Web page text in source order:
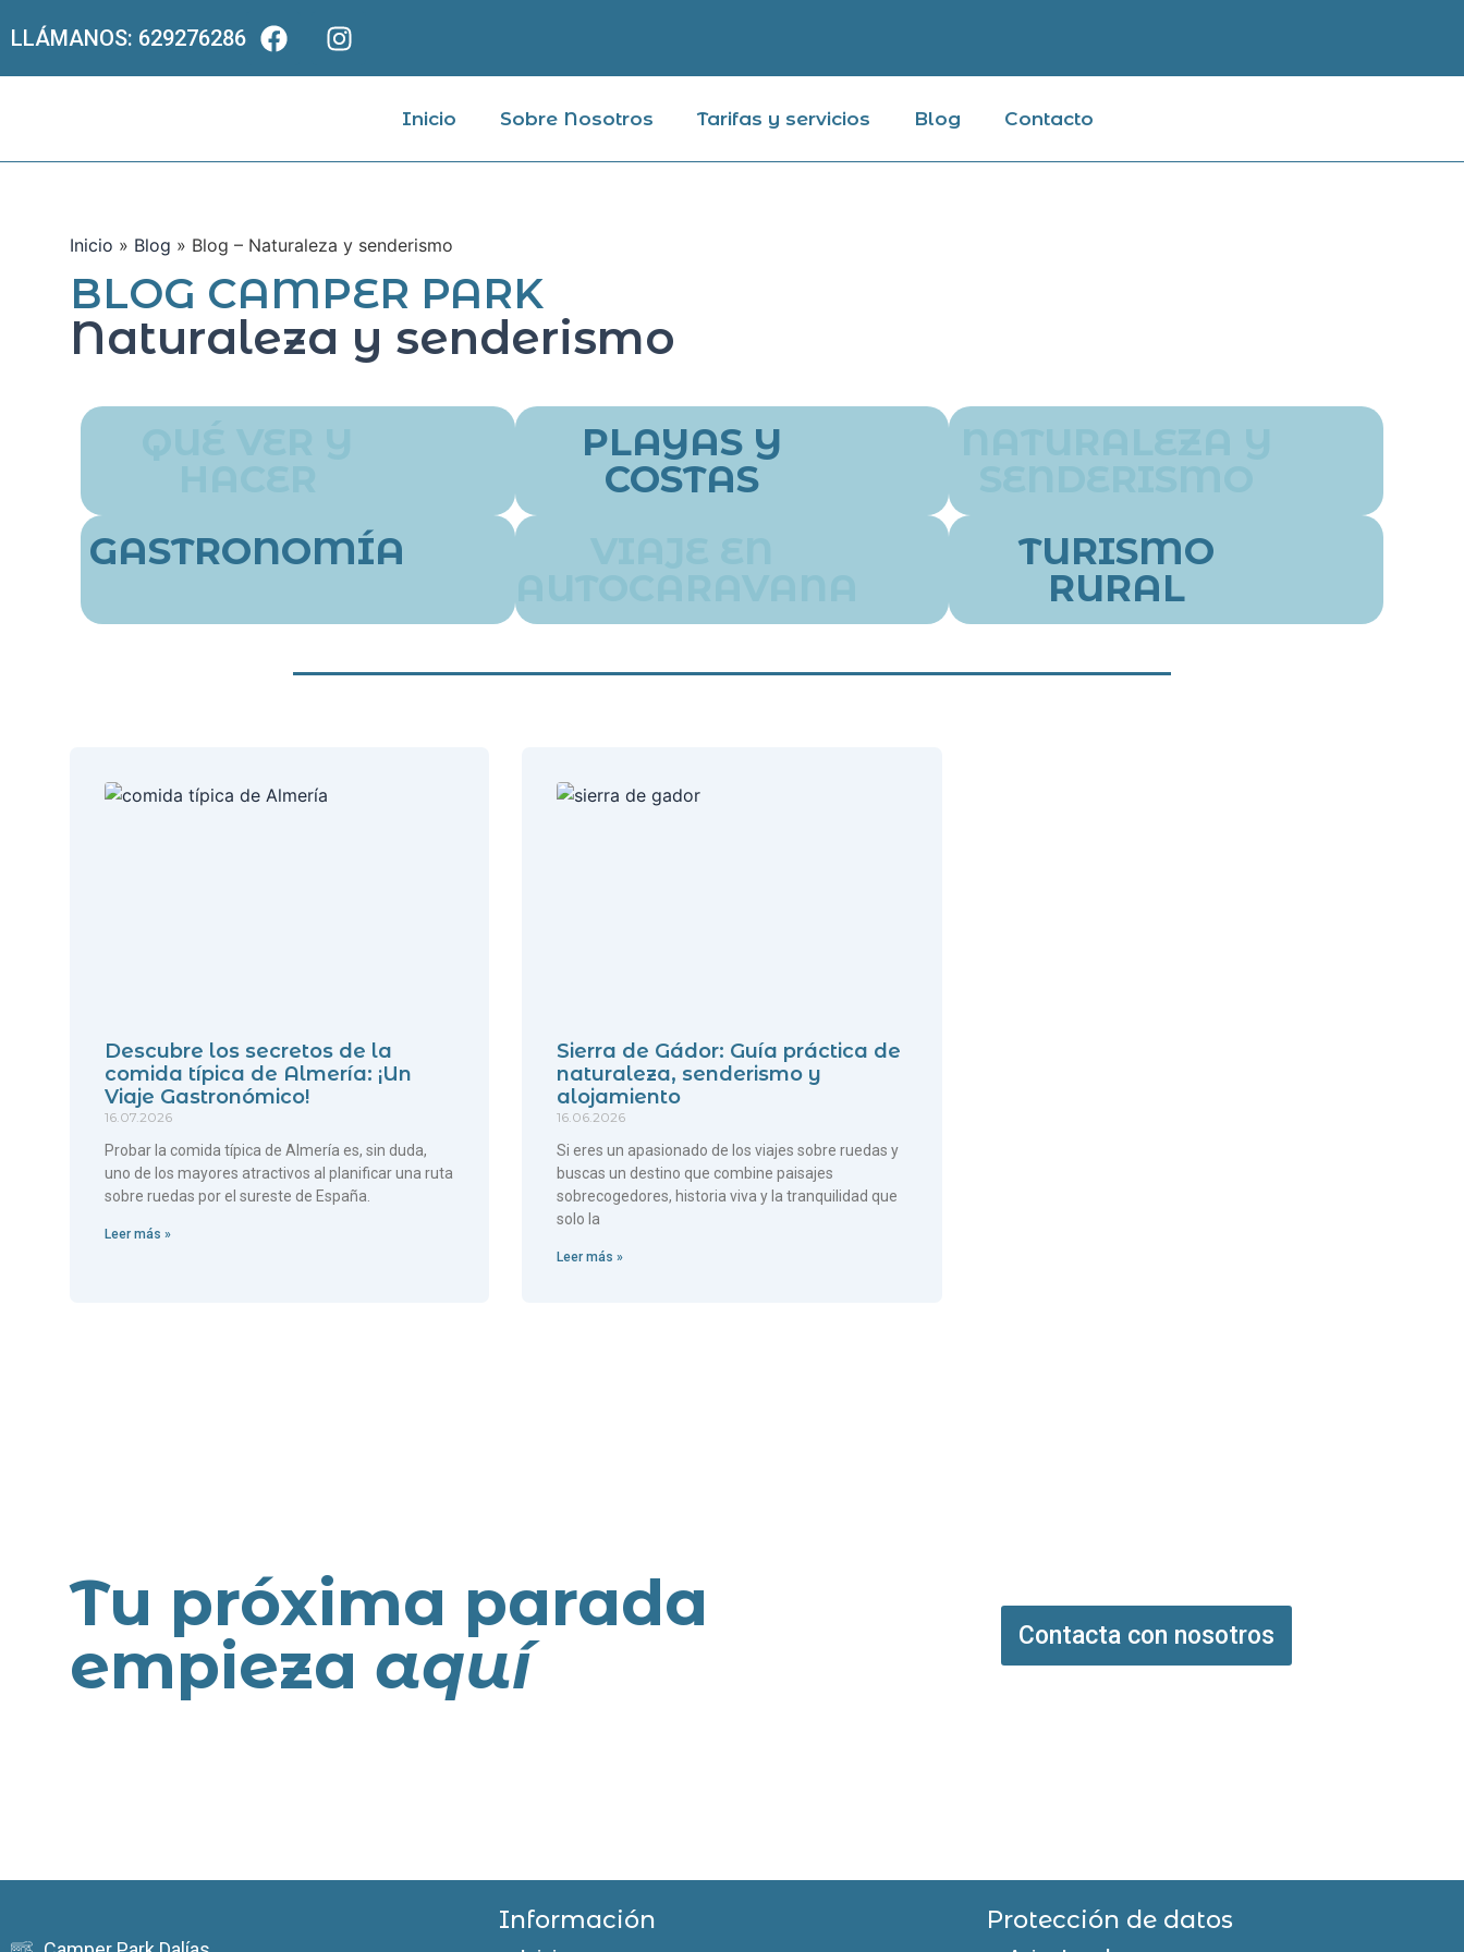
LLÁMANOS: 629276286
Inicio Sobre Nosotros Tarifas y servicios Blog Contacto
Inicio » Blog » Blog – Naturaleza y senderismo
BLOG CAMPER PARK
Naturaleza y senderismo
PLAYAS Y
COSTAS
GASTRONOMÍA
TURISMO
RURAL
Descubre los secretos de la
comida típica de Almería: ¡Un
Viaje Gastronómico!
16.07.2026
Probar la comida típica de Almería es, sin duda,
uno de los mayores atractivos al planificar una ruta
sobre ruedas por el sureste de España.
Leer más »
Sierra de Gádor: Guía práctica de
naturaleza, senderismo y
alojamiento
16.06.2026
Si eres un apasionado de los viajes sobre ruedas y
buscas un destino que combine paisajes
sobrecogedores, historia viva y la tranquilidad que
solo la
Leer más »
Tu próxima parada
empieza aquí Contacta con nosotros
Información Protección de datos